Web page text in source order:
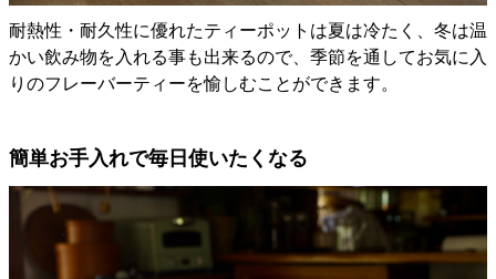
耐熱性・耐久性に優れたティーポットは夏は冷たく、冬は温
かい飲み物を入れる事も出来るので、季節を通してお気に入
りのフレーバーティーを愉しむことができます。
簡単お手入れで毎日使いたくなる